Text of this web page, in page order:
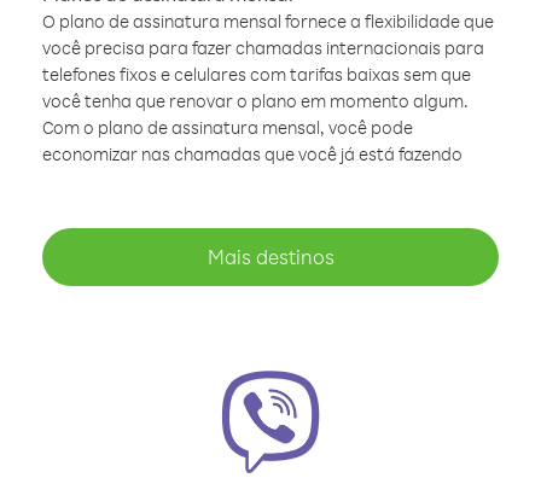
O plano de assinatura mensal fornece a flexibilidade que
você precisa para fazer chamadas internacionais para
telefones fixos e celulares com tarifas baixas sem que
você tenha que renovar o plano em momento algum.
Com o plano de assinatura mensal, você pode
economizar nas chamadas que você já está fazendo
Mais destinos